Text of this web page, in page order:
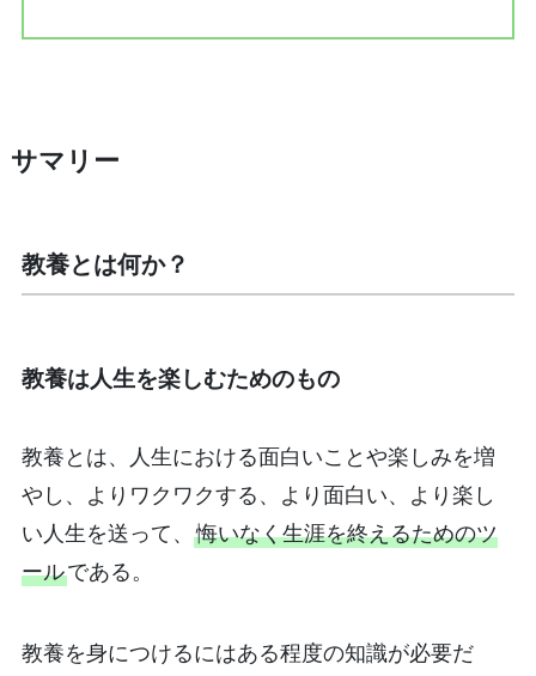
サマリー
教養とは何か？
教養は人生を楽しむためのもの
教養とは、人生における面白いことや楽しみを増
やし、よりワクワクする、より面白い、より楽し
い人生を送って、 悔いなく生涯を終えるためのツ
ールである。
教養を身につけるにはある程度の知識が必要だ